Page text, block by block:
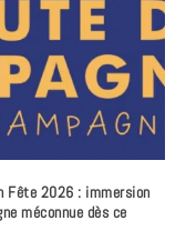
Fête 2026 : immersion
méconnue dès ce